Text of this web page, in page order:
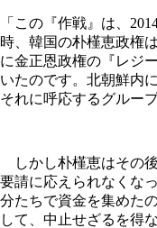
「この『作戦』は、
時、韓国の朴槿恵政権
に金正恩政権の『レジ
いたのです。北朝鮮内
それに呼応するグルー
しかし朴槿恵はその
要請に応えられなくな
分たちで資金を集めた
して、中止せざるを得